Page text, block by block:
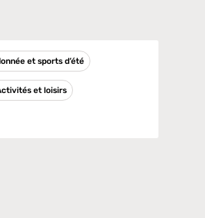
et sports d’été
et loisirs